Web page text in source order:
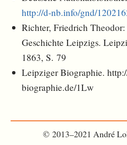
http://d-nb.info/gnd/
Richter, Friedrich
Geschichte Leipzigs.
1863, S. 79
Leipziger Biographie.
biographie.de/1Lw
© 2013–2021 André